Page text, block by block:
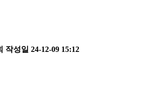
작성일 24-12-09 15:12